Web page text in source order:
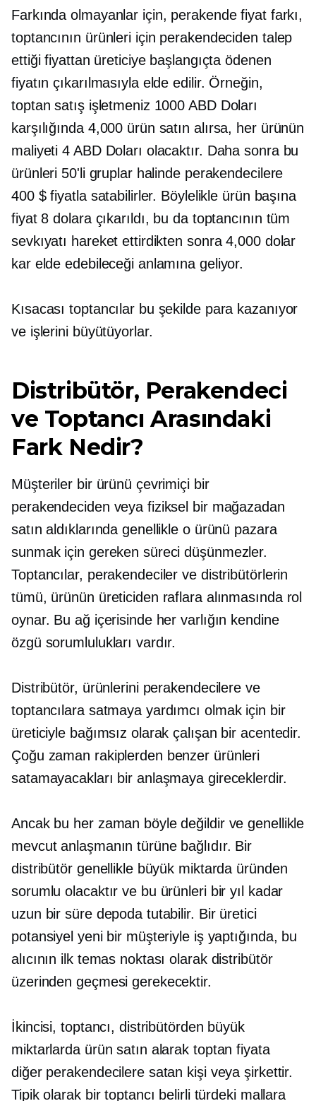
Farkında olmayanlar için, perakende fiyat farkı,
toptancının ürünleri için perakendeciden talep
ettiği fiyattan üreticiye başlangıçta ödenen
fiyatın çıkarılmasıyla elde edilir. Örneğin,
toptan satış işletmeniz 1000 ABD Doları
karşılığında 4,000 ürün satın alırsa, her ürünün
maliyeti 4 ABD Doları olacaktır. Daha sonra bu
ürünleri 50'li gruplar halinde perakendecilere
400 $ fiyatla satabilirler. Böylelikle ürün başına
fiyat 8 dolara çıkarıldı, bu da toptancının tüm
sevkıyatı hareket ettirdikten sonra 4,000 dolar
kar elde edebileceği anlamına geliyor.
Kısacası toptancılar bu şekilde para kazanıyor
ve işlerini büyütüyorlar.
Distribütör, Perakendeci
ve Toptancı Arasındaki
Fark Nedir?
Müşteriler bir ürünü çevrimiçi bir
perakendeciden veya fiziksel bir mağazadan
satın aldıklarında genellikle o ürünü pazara
sunmak için gereken süreci düşünmezler.
Toptancılar, perakendeciler ve distribütörlerin
tümü, ürünün üreticiden raflara alınmasında rol
oynar. Bu ağ içerisinde her varlığın kendine
özgü sorumlulukları vardır.
Distribütör, ürünlerini perakendecilere ve
toptancılara satmaya yardımcı olmak için bir
üreticiyle bağımsız olarak çalışan bir acentedir.
Çoğu zaman rakiplerden benzer ürünleri
satamayacakları bir anlaşmaya gireceklerdir.
Ancak bu her zaman böyle değildir ve genellikle
mevcut anlaşmanın türüne bağlıdır. Bir
distribütör genellikle büyük miktarda üründen
sorumlu olacaktır ve bu ürünleri bir yıl kadar
uzun bir süre depoda tutabilir. Bir üretici
potansiyel yeni bir müşteriyle iş yaptığında, bu
alıcının ilk temas noktası olarak distribütör
üzerinden geçmesi gerekecektir.
İkincisi, toptancı, distribütörden büyük
miktarlarda ürün satın alarak toptan fiyata
diğer perakendecilere satan kişi veya şirkettir.
Tipik olarak bir toptancı belirli türdeki mallara